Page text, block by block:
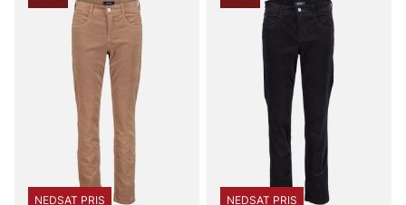
NEDSAT PRIS NEDSAT PRIS